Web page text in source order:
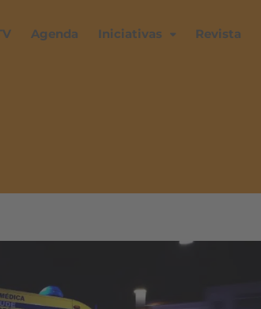
Agenda Iniciativas Revista